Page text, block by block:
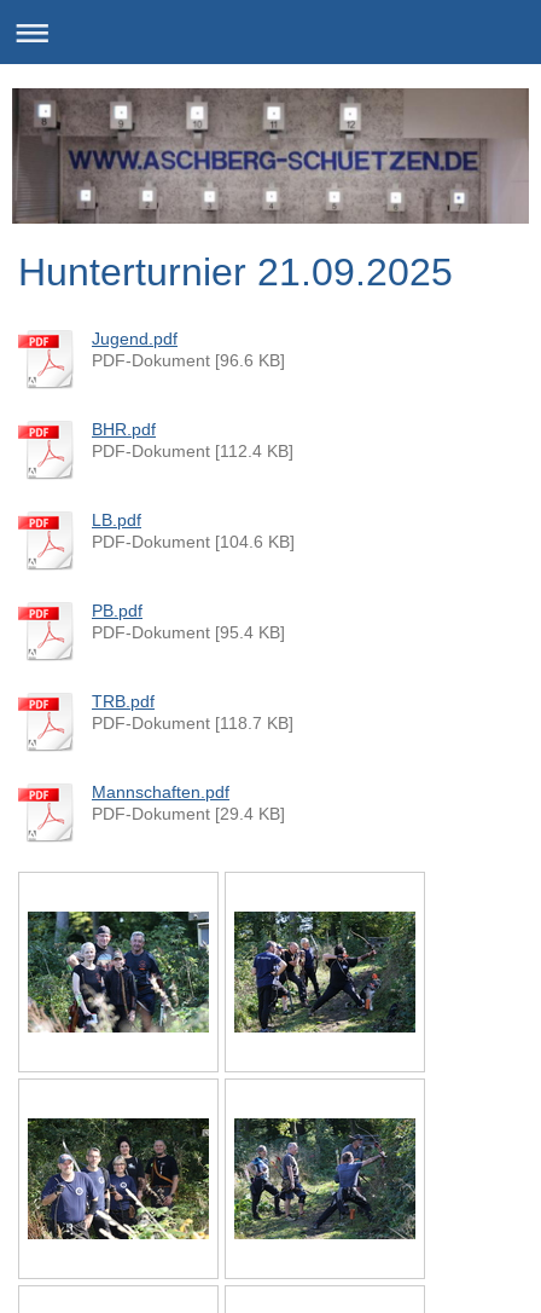
Hunterturnier 21.09.2025
Jugend.pdf
PDF-Dokument [96.6 KB]
BHR.pdf
PDF-Dokument [112.4 KB]
LB.pdf
PDF-Dokument [104.6 KB]
PB.pdf
PDF-Dokument [95.4 KB]
TRB.pdf
PDF-Dokument [118.7 KB]
Mannschaften.pdf
PDF-Dokument [29.4 KB]